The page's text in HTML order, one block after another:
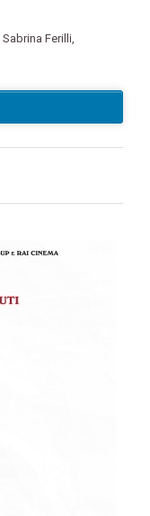
Sabrina Ferilli,